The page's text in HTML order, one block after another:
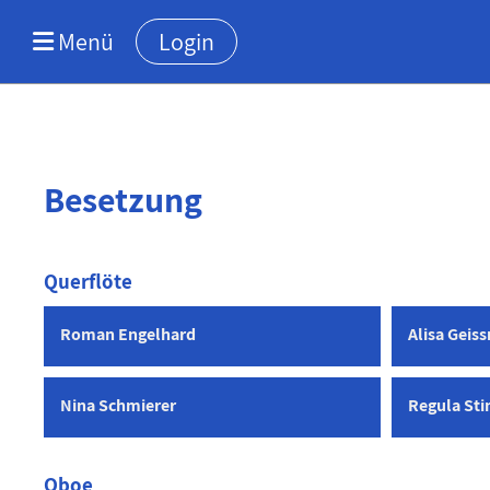
Login
Menü
Besetzung
Querflöte
Roman Engelhard Alisa
Nina Schmierer Regula
Oboe